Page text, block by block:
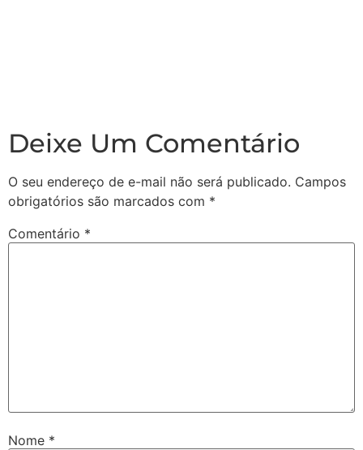
Deixe Um Comentário
O seu endereço de e-mail não será publicado. Campos
obrigatórios são marcados com *
Comentário *
Nome *